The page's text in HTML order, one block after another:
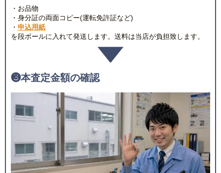
・お品物
・身分証の両面コピー(運転免許証など)
・ 申込用紙
を段ボールに入れて発送します。送料は当店が負担致します。
❸本査定金額の確認